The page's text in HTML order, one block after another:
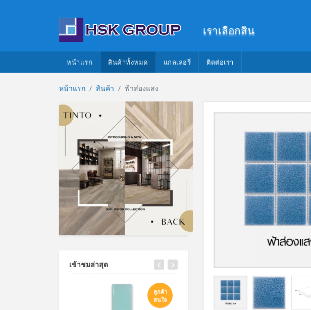
เราเลือกสินค้าท
หน้าแรก สินค้าทั้งหมด แกลเลอรี่ ติดต่อเรา
หน้าแรก สินค้า ฟ้าส่องแสง
เข้าชมล่าสุด
ลูกค้า
สนใจ
ลูกค้า
สนใจ